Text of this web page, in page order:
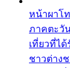
หน้าผาโ
ภาคตะวั
เที่ยวที่ไ
ชาวต่าง